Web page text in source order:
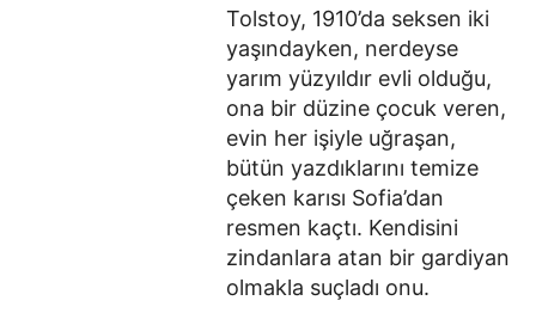
Tolstoy, 1910’da seksen iki
yaşındayken, nerdeyse
yarım yüzyıldır evli olduğu,
ona bir düzine çocuk veren,
evin her işiyle uğraşan,
bütün yazdıklarını temize
çeken karısı Sofia’dan
resmen kaçtı. Kendisini
zindanlara atan bir gardiyan
olmakla suçladı onu.